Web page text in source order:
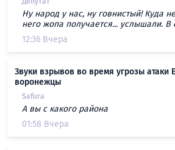
Ну народ у нас, ну говнистый! Куда
него жопа получается... услышали.
12:36 Вчера
Звуки взрывов во время угрозы
воронежцы
Safura
А вы с какого района
01:58 Вчера